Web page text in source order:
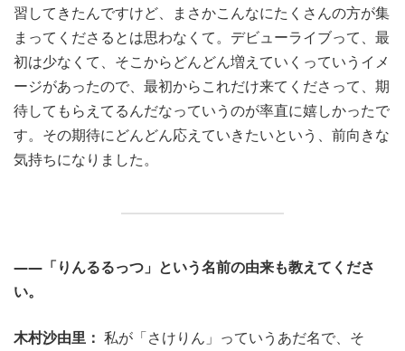
習してきたんですけど、まさかこんなにたくさんの方が集
まってくださるとは思わなくて。デビューライブって、最
初は少なくて、そこからどんどん増えていくっていうイメ
ージがあったので、最初からこれだけ来てくださって、期
待してもらえてるんだなっていうのが率直に嬉しかったで
す。その期待にどんどん応えていきたいという、前向きな
気持ちになりました。
――「りんるるっつ」という名前の由来も教えてくださ
い。
木村沙由里： 私が「さけりん」っていうあだ名で、そ